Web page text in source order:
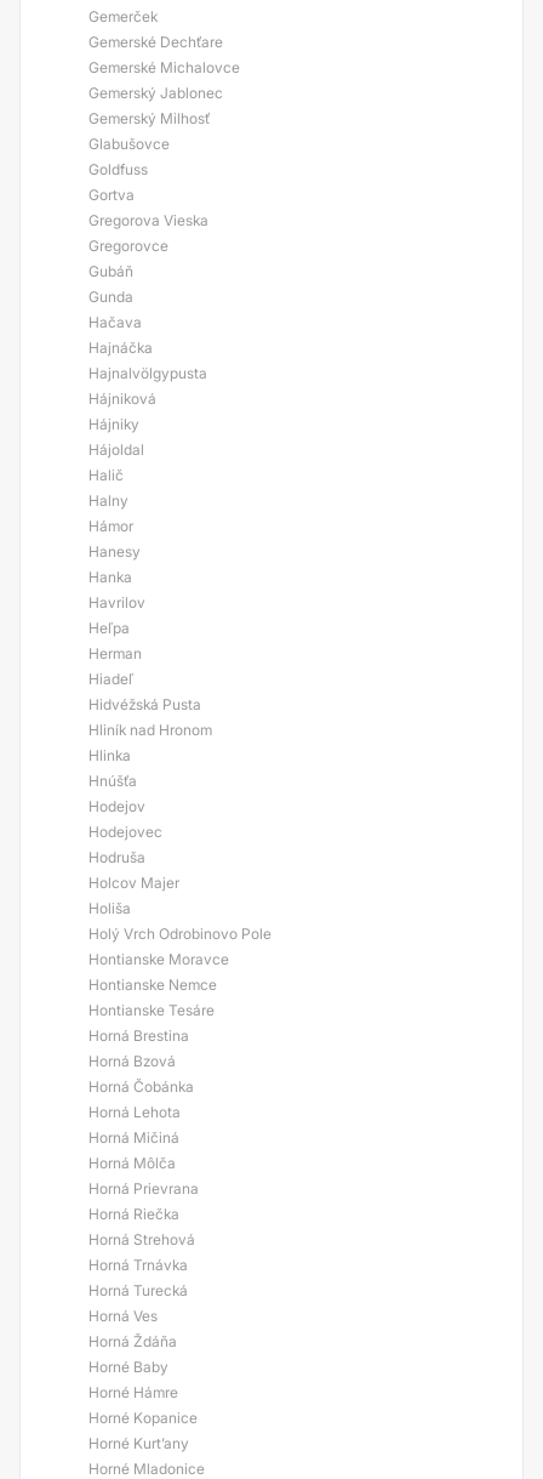
Gemerček
Gemerské Dechťare
Gemerské Michalovce
Gemerský Jablonec
Gemerský Milhosť
Glabušovce
Goldfuss
Gortva
Gregorova Vieska
Gregorovce
Gubáň
Gunda
Hačava
Hajnáčka
Hajnalvölgypusta
Hájniková
Hájniky
Hájoldal
Halič
Halny
Hámor
Hanesy
Hanka
Havrilov
Heľpa
Herman
Hiadeľ
Hidvéžská Pusta
Hliník nad Hronom
Hlinka
Hnúšťa
Hodejov
Hodejovec
Hodruša
Holcov Majer
Holiša
Holý Vrch Odrobinovo Pole
Hontianske Moravce
Hontianske Nemce
Hontianske Tesáre
Horná Brestina
Horná Bzová
Horná Čobánka
Horná Lehota
Horná Mičiná
Horná Môlča
Horná Prievrana
Horná Riečka
Horná Strehová
Horná Trnávka
Horná Turecká
Horná Ves
Horná Ždáňa
Horné Baby
Horné Hámre
Horné Kopanice
Horné Kurt’any
Horné Mladonice